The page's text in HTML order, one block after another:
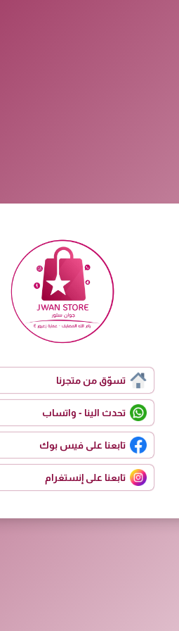
تسوّق من متجرنا
تحدث الينا - واتساب
تابعنا على فيس بوك
تابعنا على إنستغرام